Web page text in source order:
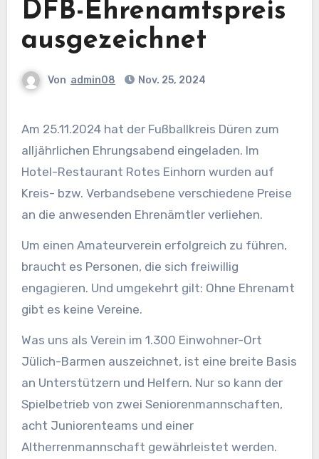
DFB-Ehrenamtspreis
ausgezeichnet
Von admin08 Nov. 25, 2024
Am 25.11.2024 hat der Fußballkreis Düren zum
alljährlichen Ehrungsabend eingeladen. Im
Hotel-Restaurant Rotes Einhorn wurden auf
Kreis- bzw. Verbandsebene verschiedene Preise
an die anwesenden Ehrenämtler verliehen.
Um einen Amateurverein erfolgreich zu führen,
braucht es Personen, die sich freiwillig
engagieren. Und umgekehrt gilt: Ohne Ehrenamt
gibt es keine Vereine.
Was uns als Verein im 1.300 Einwohner-Ort
Jülich-Barmen auszeichnet, ist eine breite Basis
an Unterstützern und Helfern. Nur so kann der
Spielbetrieb von zwei Seniorenmannschaften,
acht Juniorenteams und einer
Altherrenmannschaft gewährleistet werden.